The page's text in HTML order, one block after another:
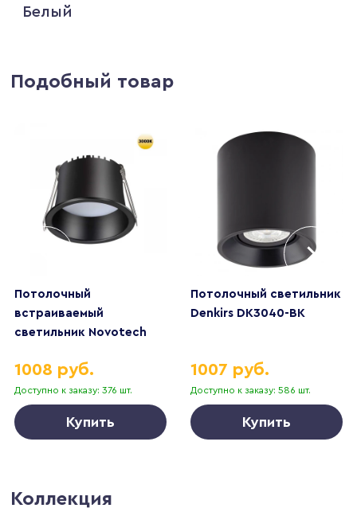
Белый
Подобный товар
Потолочный
встраиваемый
светильник Novotech
Доступно к заказу: 376 шт.
1008 руб.
Купить
Потолочный светильник
Denkirs DK3040-BK
Доступно к заказу: 586 шт.
1007 руб.
Купить
Коллекция